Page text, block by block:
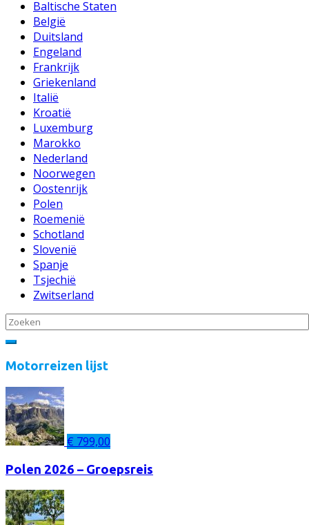
Baltische Staten
België
Duitsland
Engeland
Frankrijk
Griekenland
Italië
Kroatië
Luxemburg
Marokko
Nederland
Noorwegen
Oostenrijk
Polen
Roemenië
Schotland
Slovenië
Spanje
Tsjechië
Zwitserland
Motorreizen lijst
€ 799,00
Polen 2026 – Groepsreis